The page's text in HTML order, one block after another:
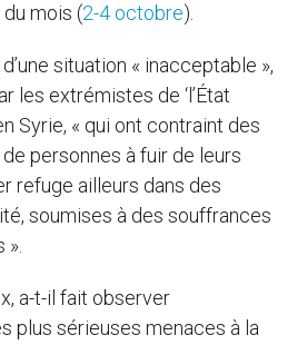
du mois (2-4 octobre).
situation « inacceptable »,
les extrémistes de ‘l’État
Syrie, « qui ont contraint des
personnes à fuir de leurs
refuge ailleurs dans des
soumises à des souffrances
a-t-il fait observer
plus sérieuses menaces à la